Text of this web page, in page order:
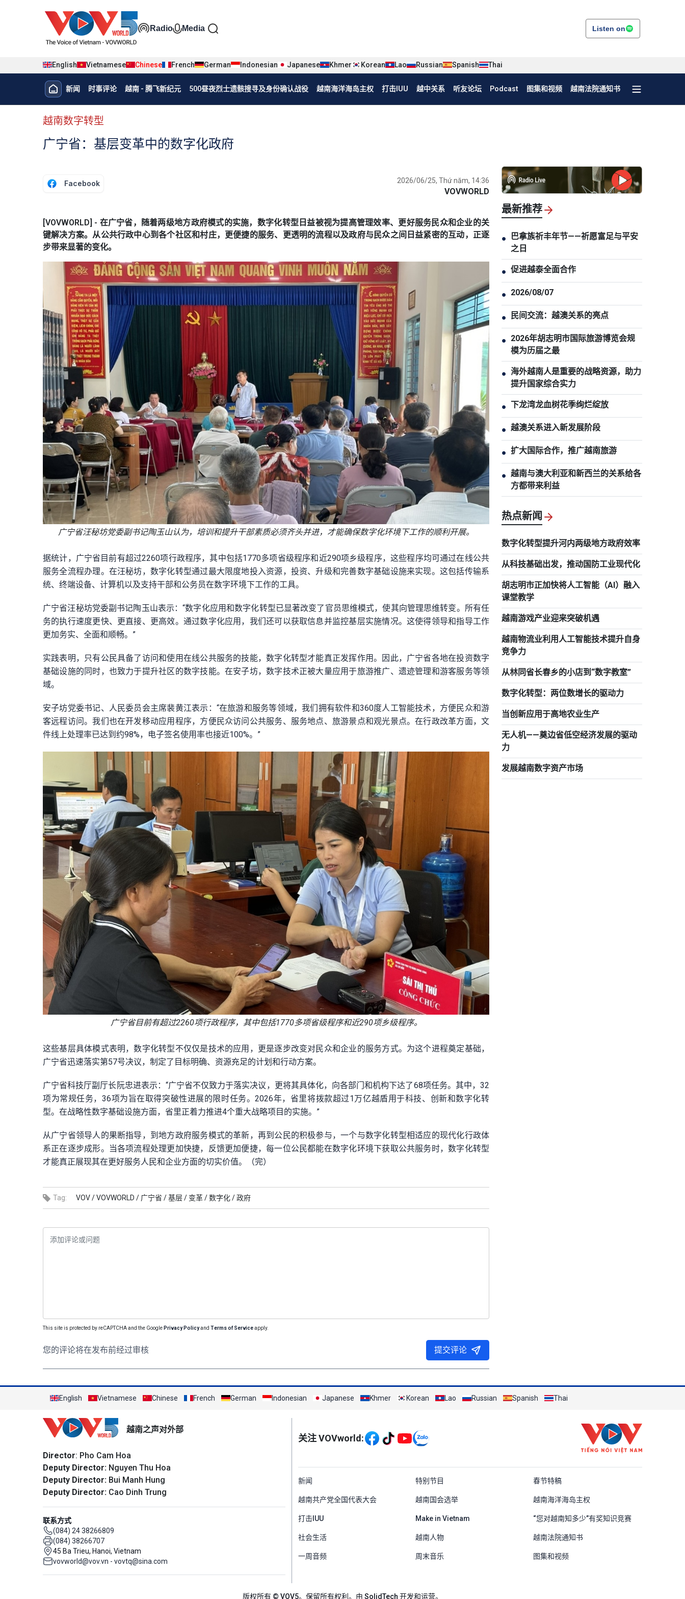
Đa phương tiện tiếng Trung
Radio Media Listen on
English Vietnamese Chinese French German Indonesian Japanese Khmer Korean Lao Russian Spanish Thai
Menu trang chủ tiếng Trung
新闻 时事评论 越南 - 腾飞新纪元 500昼夜烈士遗骸搜寻及身份确认战役 越南海洋海岛主权 打击IUU 越中关系 听友论坛 Podcast 图集和视频 越南法院通知书
menu phụ tiếng Trung
越南数字转型
广宁省：基层变革中的数字化政府
Facebook 2026/06/25, Thứ năm, 14:36
VOVWORLD
[VOVWORLD] - 在广宁省，随着两级地方政府模式的实施，数字化转型日益被视为提高管理效率、更好服务民众和企业的关
键解决方案。从公共行政中心到各个社区和村庄，更便捷的服务、更透明的流程以及政府与民众之间日益紧密的互动，正逐
步带来显著的变化。
广宁省汪秘坊党委副书记陶玉山认为，培训和提升干部素质必须齐头并进，才能确保数字化环境下工作的顺利开展。
据统计，广宁省目前有超过2260项行政程序，其中包括1770多项省级程序和近290项乡级程序，这些程序均可通过在线公共
服务全流程办理。在汪秘坊，数字化转型通过最大限度地投入资源，投资、升级和完善数字基础设施来实现。这包括传输系
统、终端设备、计算机以及支持干部和公务员在数字环境下工作的工具。
广宁省汪秘坊党委副书记陶玉山表示：“数字化应用和数字化转型已显著改变了官员思维模式，使其向管理思维转变。所有任
务的执行速度更快、更直接、更高效。通过数字化应用，我们还可以获取信息并监控基层实施情况。这使得领导和指导工作
更加务实、全面和顺畅。”
实践表明，只有公民具备了访问和使用在线公共服务的技能，数字化转型才能真正发挥作用。因此，广宁省各地在投资数字
基础设施的同时，也致力于提升社区的数字技能。在安子坊，数字技术正被大量应用于旅游推广、遗迹管理和游客服务等领
域。
安子坊党委书记、人民委员会主席裴黄江表示：“在旅游和服务等领域，我们拥有软件和360度人工智能技术，方便民众和游
客远程访问。我们也在开发移动应用程序，方便民众访问公共服务、服务地点、旅游景点和观光景点。在行政改革方面，文
件线上处理率已达到约98%，电子签名使用率也接近100%。”
广宁省目前有超过2260项行政程序，其中包括1770多项省级程序和近290项乡级程序。
这些基层具体模式表明，数字化转型不仅仅是技术的应用，更是逐步改变对民众和企业的服务方式。为这个进程奠定基础，
广宁省迅速落实第57号决议，制定了目标明确、资源充足的计划和行动方案。
广宁省科技厅副厅长阮忠进表示：“广宁省不仅致力于落实决议，更将其具体化，向各部门和机构下达了68项任务。其中，32
项为常规任务，36项为旨在取得突破性进展的限时任务。2026年，省里将拨款超过1万亿越盾用于科技、创新和数字化转
型。在战略性数字基础设施方面，省里正着力推进4个重大战略项目的实施。”
从广宁省领导人的果断指导，到地方政府服务模式的革新，再到公民的积极参与，一个与数字化转型相适应的现代化行政体
系正在逐步成形。当各项流程处理更加快捷，反馈更加便捷，每一位公民都能在数字化环境下获取公共服务时，数字化转型
才能真正展现其在更好服务人民和企业方面的切实价值。（完）
Tag: VOV /VOVWORLD / 广宁省 /基层 / 变革 /数字化 /政府
This site is protected by reCAPTCHA and the Google Privacy Policyand Terms of Serviceapply.
您的评论将在发布前经过审核 提交评论
最新推荐
●
巴拿族祈丰年节——祈愿富足与平安
之日
● 促进越泰全面合作
● 2026/08/07
● 民间交流：越澳关系的亮点
● 2026年胡志明市国际旅游博览会规
模为历届之最
● 海外越南人是重要的战略资源，助力
提升国家综合实力
● 下龙湾龙血树花季绚烂绽放
● 越澳关系进入新发展阶段
● 扩大国际合作，推广越南旅游
● 越南与澳大利亚和新西兰的关系给各
方都带来利益
热点新闻
数字化转型提升河内两级地方政府效率
从科技基础出发，推动国防工业现代化
胡志明市正加快将人工智能（AI）融入
课堂教学
越南游戏产业迎来突破机遇
越南物流业利用人工智能技术提升自身
竞争力
从林同省长春乡的小店到“数字教室”
数字化转型：两位数增长的驱动力
当创新应用于高地农业生产
无人机——奠边省低空经济发展的驱动
力
发展越南数字资产市场
English Vietnamese Chinese French German Indonesian Japanese Khmer Korean Lao Russian Spanish Thai
越南之声对外部
Director: Pho Cam Hoa
Deputy Director: Nguyen Thu Hoa
Deputy Director: Bui Manh Hung
Deputy Director: Cao Dinh Trung
联系方式
(084) 24 38266809
(084) 38266707
45 Ba Trieu, Hanoi, Vietnam
vovworld@vov.vn - vovtq@sina.com
Mạng xã hội
关注 VOVworld:
Menu footer tiếng Trung Quốc
新闻 特别节目 春节特稿
越南共产党全国代表大会 越南国会选举 越南海洋海岛主权
打击IUU Make in Vietnam “您对越南知多少”有奖知识竞赛
社会生活 越南人物 越南法院通知书
一周音频 周末音乐 图集和视频
版权所有 © VOV5。保留所有权利。由 SolidTech 开发和运营。